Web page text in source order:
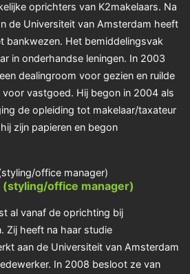
oprichters van K2makelaars. Na
de Universiteit van Amsterdam heeft
bankwezen. Het bemiddelingsvak
in onderhandse leningen. In 2003
dealingroom voor gezien en ruilde
voor vastgoed. Hij begon in 2004 als
de opleiding tot makelaar/taxateur
zijn papieren en begon
(styling/office manager)
al vanaf de oprichting bij
Zij heeft na haar studie
aan de Universiteit van Amsterdam
In 2008 besloot ze van